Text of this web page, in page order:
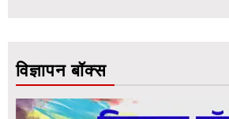
विज्ञापन बॉक्स